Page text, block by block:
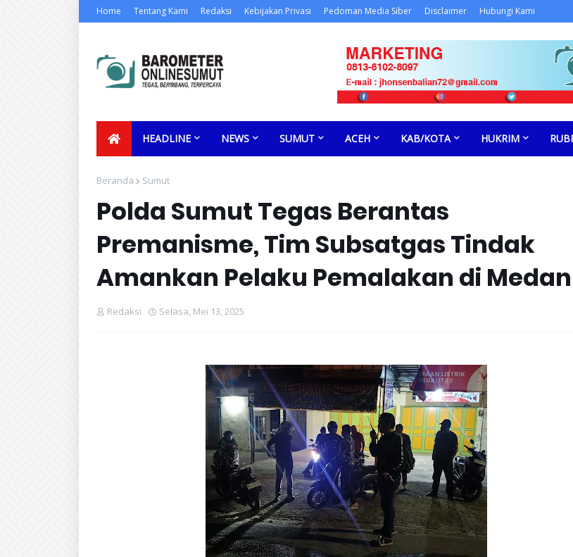
Home Tentang Kami Redaksi Kebijakan Privasi Pedoman Media Siber Disclaimer Hubungi Kami
HEADLINE NEWS SUMUT ACEH KAB/KOTA HUKRIM
Beranda Sumut
Polda Sumut Tegas Berantas
Premanisme, Tim Subsatgas Tindak
Amankan Pelaku Pemalakan di Medan
Redaksi Selasa, Mei 13, 2025